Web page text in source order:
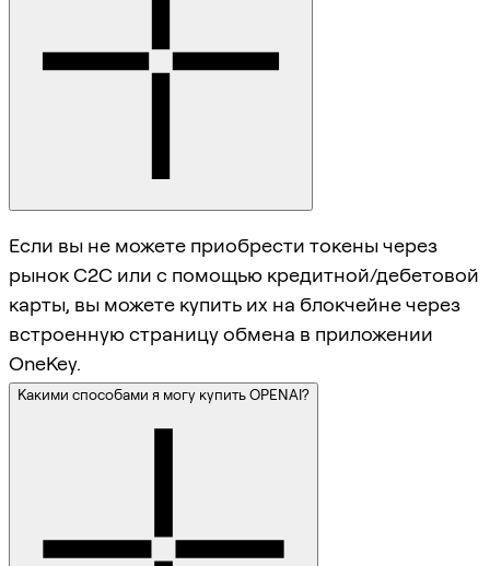
Если вы не можете приобрести токены через
рынок C2C или с помощью кредитной/дебетовой
карты, вы можете купить их на блокчейне через
встроенную страницу обмена в приложении
OneKey.
Какими способами я могу купить OPENAI?